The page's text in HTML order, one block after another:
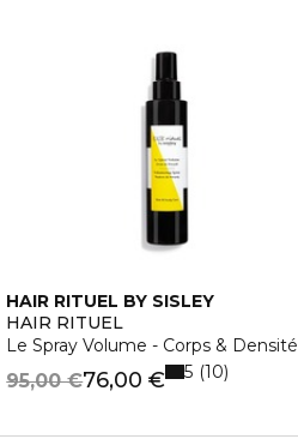
HAIR RITUEL BY SISLEY
HAIR RITUEL
Le Spray Volume - Corps & Densité
76,00 €
95,00 € 5 10